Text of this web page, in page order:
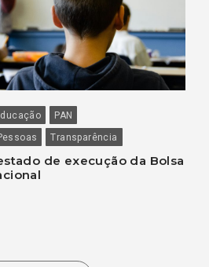
PAN
Transparência
de execução da Bolsa